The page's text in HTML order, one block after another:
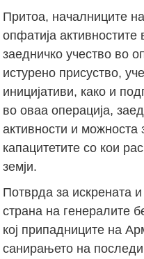
Притоа, началниците
опфатија
заедничко учество во
истурено присуство,
иницијативи, како и
во оваа операција,
активности и можноста
капацитетите со кои
земји.
Потврда за искрената
страна на генералите
кој припадниците на
санирањето на